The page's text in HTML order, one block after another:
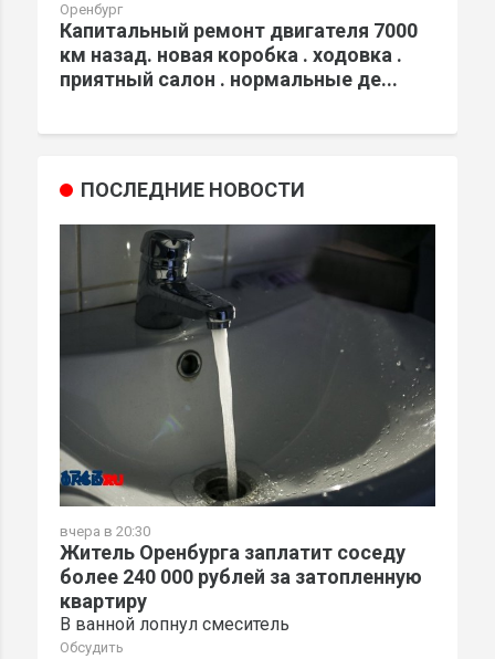
Оренбург
Капитальный ремонт двигателя 7000
км назад. новая коробка . ходовка .
приятный салон . нормальные де...
ПОСЛЕДНИЕ НОВОСТИ
вчера в 20:30
Житель Оренбурга заплатит соседу
более 240 000 рублей за затопленную
квартиру
В ванной лопнул смеситель
Обсудить